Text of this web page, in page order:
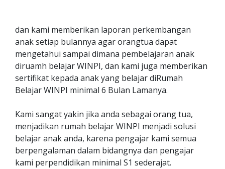
dan kami memberikan laporan perkembangan
anak setiap bulannya agar orangtua dapat
mengetahui sampai dimana pembelajaran anak
diruamh belajar WINPI, dan kami juga memberikan
sertifikat kepada anak yang belajar diRumah
Belajar WINPI minimal 6 Bulan Lamanya.
Kami sangat yakin jika anda sebagai orang tua,
menjadikan rumah belajar WINPI menjadi solusi
belajar anak anda, karena pengajar kami semua
berpengalaman dalam bidangnya dan pengajar
kami perpendidikan minimal S1 sederajat.